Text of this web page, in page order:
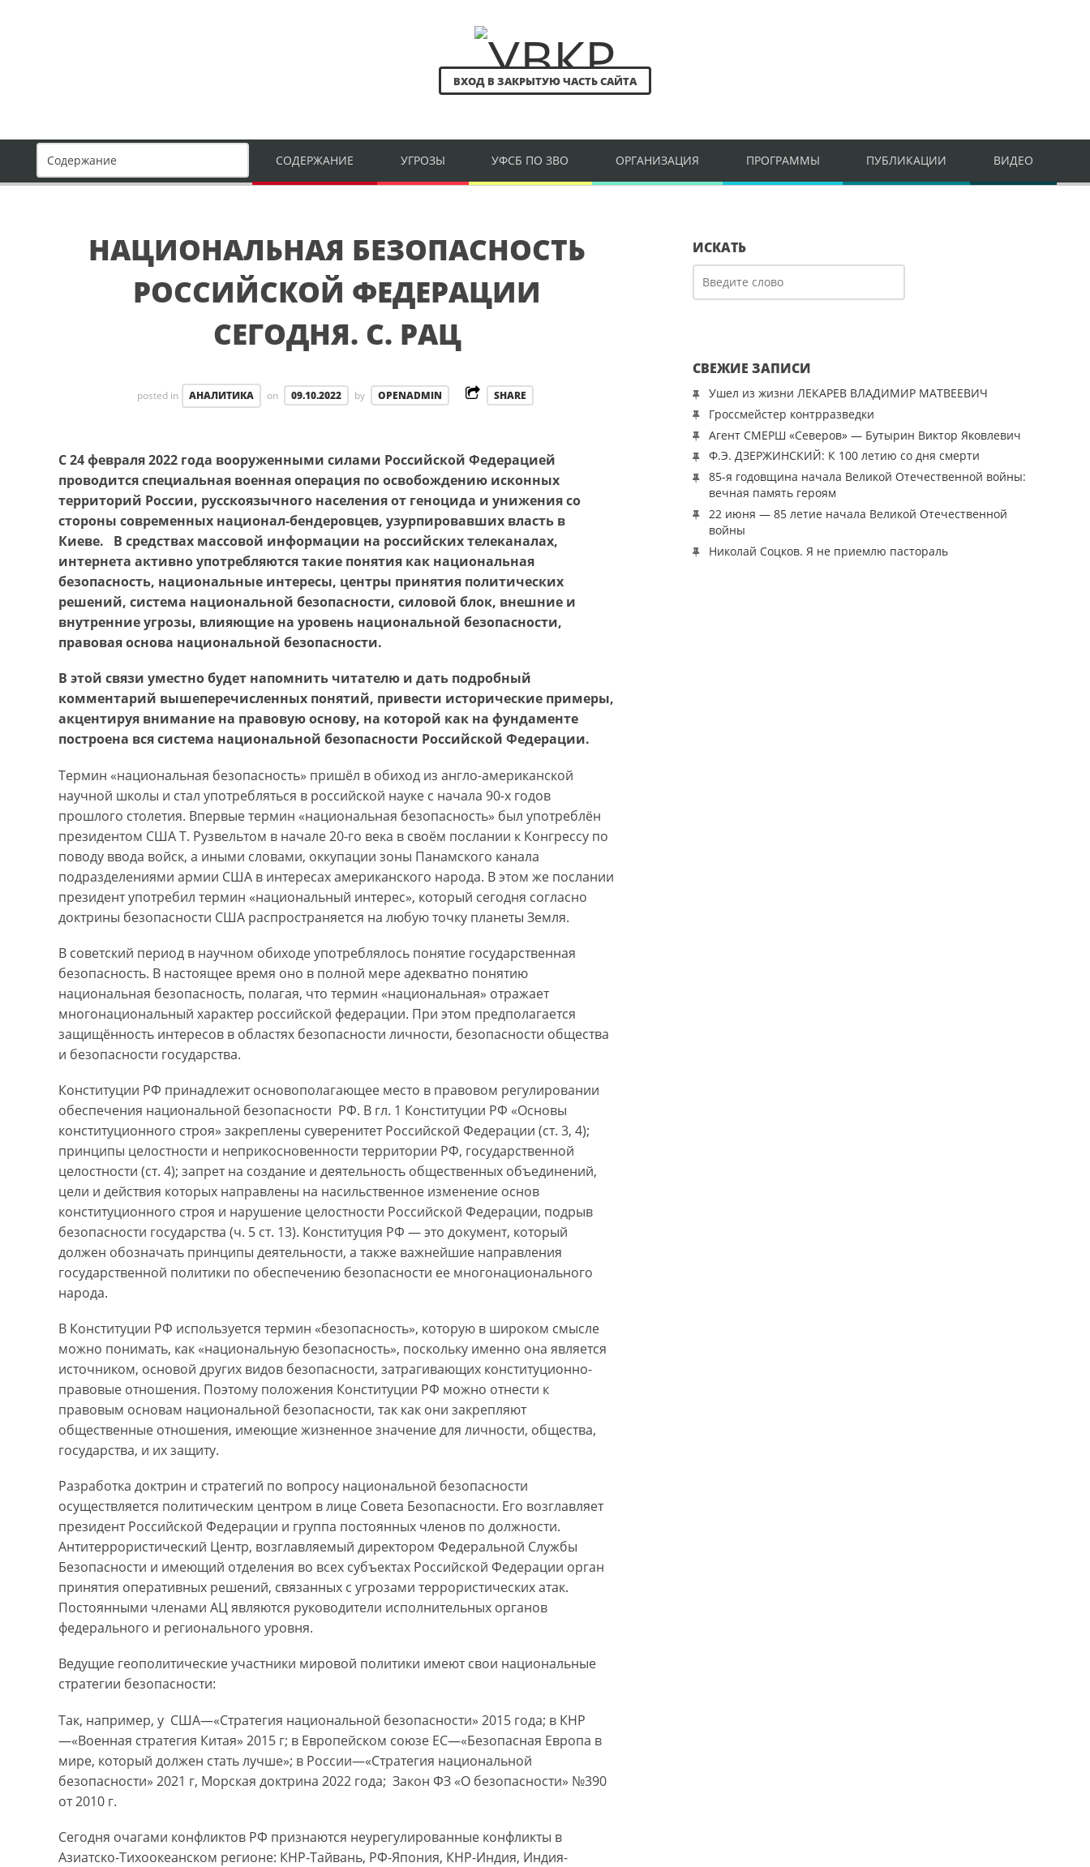
ВХОД В ЗАКРЫТУЮ ЧАСТЬ САЙТА
СОДЕРЖАНИЕ УГРОЗЫ УФСБ ПО ЗВО ОРГАНИЗАЦИЯ ПРОГРАММЫ ПУБЛИКАЦИИ ВИДЕО
НАЦИОНАЛЬНАЯ БЕЗОПАСНОСТЬ
РОССИЙСКОЙ ФЕДЕРАЦИИ
СЕГОДНЯ. С. РАЦ
posted in АНАЛИТИКА on 09.10.2022 by OPENADMIN SHARE
С 24 февраля 2022 года вооруженными силами Российской Федерацией
проводится специальная военная операция по освобождению исконных
территорий России, русскоязычного населения от геноцида и унижения со
стороны современных национал-бендеровцев, узурпировавших власть в
Киеве. В средствах массовой информации на российских телеканалах,
интернета активно употребляются такие понятия как национальная
безопасность, национальные интересы, центры принятия политических
решений, система национальной безопасности, силовой блок, внешние и
внутренние угрозы, влияющие на уровень национальной безопасности,
правовая основа национальной безопасности.
В этой связи уместно будет напомнить читателю и дать подробный
комментарий вышеперечисленных понятий, привести исторические примеры,
акцентируя внимание на правовую основу, на которой как на фундаменте
построена вся система национальной безопасности Российской Федерации.
Термин «национальная безопасность» пришёл в обиход из англо-американской
научной школы и стал употребляться в российской науке с начала 90-х годов
прошлого столетия. Впервые термин «национальная безопасность» был употреблён
президентом США Т. Рузвельтом в начале 20-го века в своём послании к Конгрессу по
поводу ввода войск, а иными словами, оккупации зоны Панамского канала
подразделениями армии США в интересах американского народа. В этом же послании
президент употребил термин «национальный интерес», который сегодня согласно
доктрины безопасности США распространяется на любую точку планеты Земля.
В советский период в научном обиходе употреблялось понятие государственная
безопасность. В настоящее время оно в полной мере адекватно понятию
национальная безопасность, полагая, что термин «национальная» отражает
многонациональный характер российской федерации. При этом предполагается
защищённость интересов в областях безопасности личности, безопасности общества
и безопасности государства.
Конституции РФ принадлежит основополагающее место в правовом регулировании
обеспечения национальной безопасности РФ. В гл. 1 Конституции РФ «Основы
конституционного строя» закреплены суверенитет Российской Федерации (ст. 3, 4);
принципы целостности и неприкосновенности территории РФ, государственной
целостности (ст. 4); запрет на создание и деятельность общественных объединений,
цели и действия которых направлены на насильственное изменение основ
конституционного строя и нарушение целостности Российской Федерации, подрыв
безопасности государства (ч. 5 ст. 13). Конституция РФ — это документ, который
должен обозначать принципы деятельности, а также важнейшие направления
государственной политики по обеспечению безопасности ее многонационального
народа.
В Конституции РФ используется термин «безопасность», которую в широком смысле
можно понимать, как «национальную безопасность», поскольку именно она является
источником, основой других видов безопасности, затрагивающих конституционно-
правовые отношения. Поэтому положения Конституции РФ можно отнести к
правовым основам национальной безопасности, так как они закрепляют
общественные отношения, имеющие жизненное значение для личности, общества,
государства, и их защиту.
Разработка доктрин и стратегий по вопросу национальной безопасности
осуществляется политическим центром в лице Совета Безопасности. Его возглавляет
президент Российской Федерации и группа постоянных членов по должности.
Антитеррористический Центр, возглавляемый директором Федеральной Службы
Безопасности и имеющий отделения во всех субъектах Российской Федерации орган
принятия оперативных решений, связанных с угрозами террористических атак.
Постоянными членами АЦ являются руководители исполнительных органов
федерального и регионального уровня.
Ведущие геополитические участники мировой политики имеют свои национальные
стратегии безопасности:
Так, например, у США—«Стратегия национальной безопасности» 2015 года; в КНР
—«Военная стратегия Китая» 2015 г; в Европейском союзе ЕС—«Безопасная Европа в
мире, который должен стать лучше»; в России—«Стратегия национальной
безопасности» 2021 г, Морская доктрина 2022 года; Закон ФЗ «О безопасности» №390
от 2010 г.
Сегодня очагами конфликтов РФ признаются неурегулированные конфликты в
Азиатско-Тихоокеанском регионе: КНР-Тайвань, РФ-Япония, КНР-Индия, Индия-
ИСКАТЬ
СВЕЖИЕ ЗАПИСИ
Ушел из жизни ЛЕКАРЕВ ВЛАДИМИР МАТВЕЕВИЧ
Гроссмейстер контрразведки
Агент СМЕРШ «Северов» — Бутырин Виктор Яковлевич
Ф.Э. ДЗЕРЖИНСКИЙ: К 100 летию со дня смерти
85-я годовщина начала Великой Отечественной войны:
вечная память героям
22 июня — 85 летие начала Великой Отечественной
войны
Николай Соцков. Я не приемлю пастораль